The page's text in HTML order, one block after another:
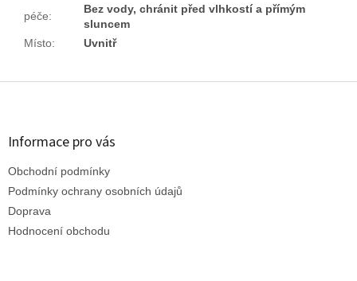
péče:
Bez vody, chránit před vlhkostí a přímým
sluncem
Místo: Uvnitř
Z
Informace pro vás
Obchodní podmínky
Podmínky ochrany osobních údajů
Doprava
Hodnocení obchodu